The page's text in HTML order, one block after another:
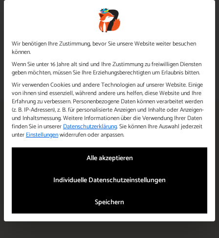
0721 48 690 5 36
WhatsApp Chat Platz anfragen
Tag:
Alena Fink-
Trauschel
Datenschutzeinstellungen
Wir benötigen Ihre Zustimmung, bevor Sie unsere Website weiter besuchen
können.
Wenn Sie unter 16 Jahre alt sind und Ihre Zustimmung zu freiwilligen Diensten
geben möchten, müssen Sie Ihre Erziehungsberechtigten um Erlaubnis bitten.
Wir verwenden Cookies und andere Technologien auf unserer Website. Einige
von ihnen sind essenziell, während andere uns helfen, diese Website und Ihre
Erfahrung zu verbessern. Personenbezogene Daten können verarbeitet werden
(z. B. IP-Adressen), z. B. für personalisierte Anzeigen und Inhalte oder Anzeigen-
und Inhaltsmessung.Weitere Informationen über die Verwendung Ihrer Daten
finden Sie in unsererDatenschutzerklärung.Sie können Ihre Auswahl jederzeit
unterEinstellungenwiderrufen oder anpassen.
Alle akzeptieren
Individuelle Datenschutzeinstellungen
Speichern